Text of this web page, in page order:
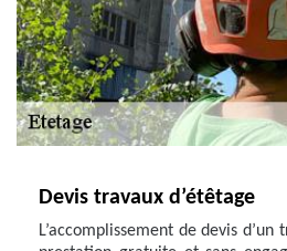
Devis travaux d’étêtage
L’accomplissement de devis d’un